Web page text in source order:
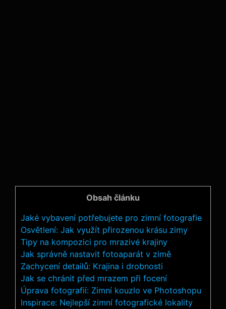
Obsah článku
Jaké vybavení potřebujete pro zimní fotografie
Osvětlení: Jak využít přirozenou krásu zimy
Tipy na kompozici pro mrazivé krajiny
Jak správně nastavit fotoaparát v zimě
Zachycení detailů: Krajina i drobnosti
Jak se chránit před mrazem při focení
Úprava fotografií: Zimní kouzlo ve Photoshopu
Inspirace: Nejlepší zimní fotografické lokality